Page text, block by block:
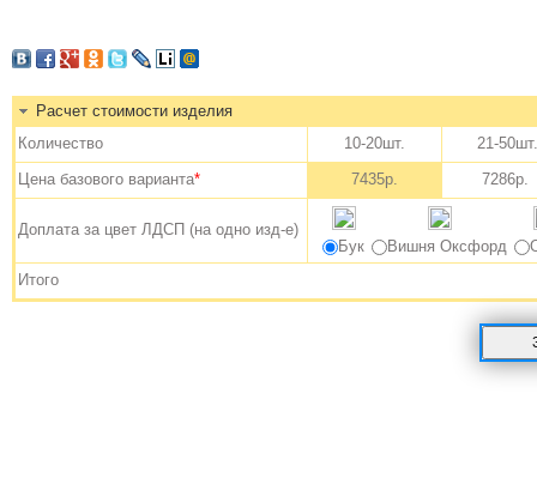
Расчет стоимости изделия
Количество
10-20шт.
21-
Цена базового варианта* 7435р. 7286р.
Доплата за цвет ЛДСП (на одно изд-е)
Бук
Вишня Оксфорд
Итого